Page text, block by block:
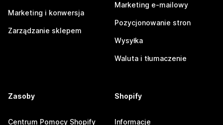
Marketing i konwersja
Zarządzanie sklepem
Marketing e-mailowy
Pozycjonowanie stron
Wysyłka
Waluta i tłumaczenie
Zasoby
Centrum Pomocy Shopify
Shopify
Informacje